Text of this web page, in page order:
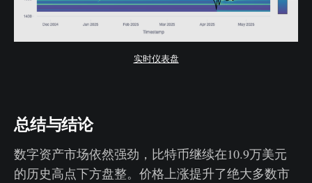
实时仪表盘
总结与结论
数字资产市场依然强劲，比特币继续在10.9万美元
的历史高点下方盘整。价格上涨提升了绝大多数市